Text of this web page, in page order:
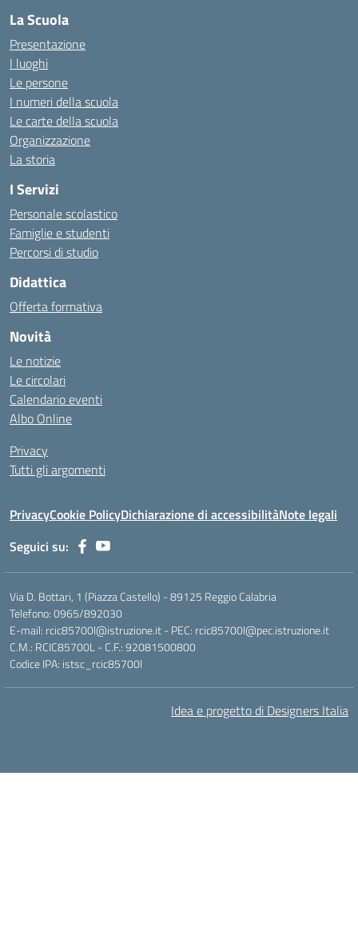
La Scuola
Presentazione
I luoghi
Le persone
I numeri della scuola
Le carte della scuola
Organizzazione
La storia
I Servizi
Personale scolastico
Famiglie e studenti
Percorsi di studio
Didattica
Offerta formativa
Novità
Le notizie
Le circolari
Calendario eventi
Albo Online
Privacy
Tutti gli argomenti
PrivacyCookie PolicyDichiarazione di accessibilitàNote legali
Seguici su:
Via D. Bottari, 1 (Piazza Castello) - 89125 Reggio Calabria
Telefono: 0965/892030
E-mail: rcic85700l@istruzione.it - PEC: rcic85700l@pec.istruzione.it
C.M.: RCIC85700L - C.F.: 92081500800
Codice IPA: istsc_rcic85700l
Idea e progetto di Designers Italia